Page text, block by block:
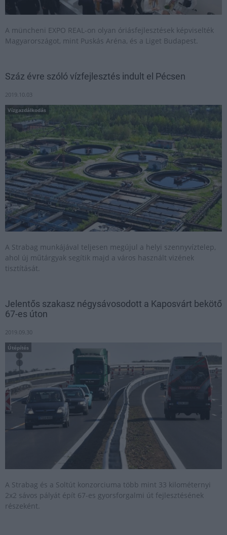
A müncheni EXPO REAL-on olyan óriásfejlesztések képviselték
Magyarországot, mint Puskás Aréna, és a Liget Budapest.
Száz évre szóló vízfejlesztés indult el Pécsen
2019.10.03
Vízgazdálkodás
A Strabag munkájával teljesen megújul a helyi szennyvíztelep,
ahol új műtárgyak segítik majd a város használt vizének
tisztítását.
Jelentős szakasz négysávosodott a Kaposvárt bekötő
67-es úton
2019.09.30
Útépítés
A Strabag és a Soltút konzorciuma több mint 33 kilométernyi
2x2 sávos pályát épít 67-es gyorsforgalmi út fejlesztésének
részeként.